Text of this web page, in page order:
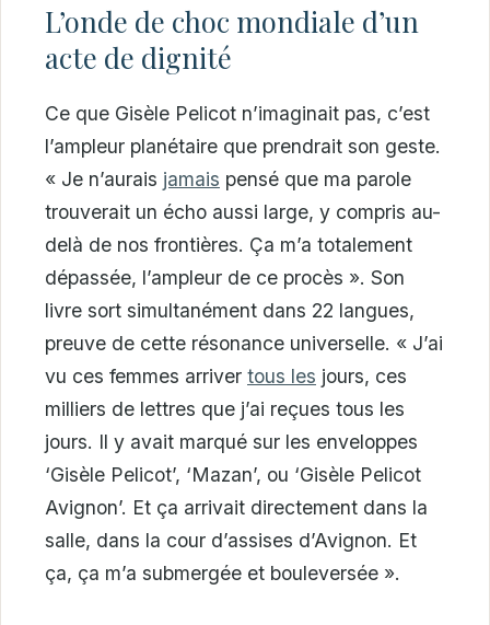
L’onde de choc mondiale d’un
acte de dignité
Ce que Gisèle Pelicot n’imaginait pas, c’est
l’ampleur planétaire que prendrait son geste.
« Je n’aurais jamais pensé que ma parole
trouverait un écho aussi large, y compris au-
delà de nos frontières. Ça m’a totalement
dépassée, l’ampleur de ce procès ». Son
livre sort simultanément dans 22 langues,
preuve de cette résonance universelle. « J’ai
vu ces femmes arriver tous les jours, ces
milliers de lettres que j’ai reçues tous les
jours. Il y avait marqué sur les enveloppes
‘Gisèle Pelicot’, ‘Mazan’, ou ‘Gisèle Pelicot
Avignon’. Et ça arrivait directement dans la
salle, dans la cour d’assises d’Avignon. Et
ça, ça m’a submergée et bouleversée ».